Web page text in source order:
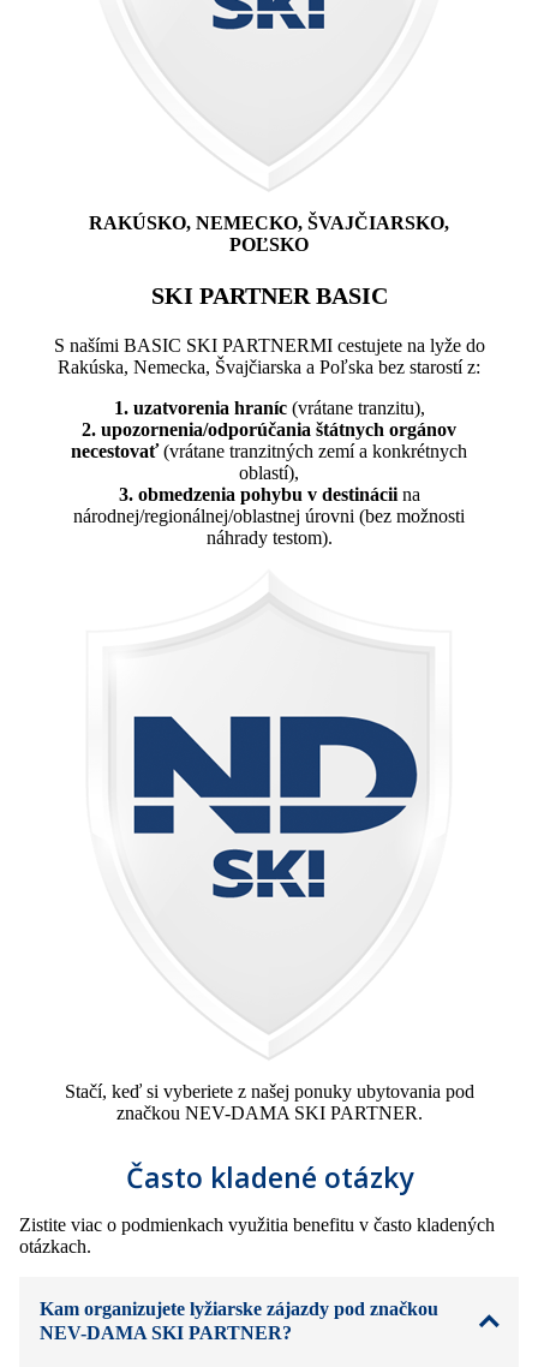
RAKÚSKO, NEMECKO, ŠVAJČIARSKO,
POĽSKO
SKI PARTNER BASIC
S našími BASIC SKI PARTNERMI cestujete na lyže do
Rakúska, Nemecka, Švajčiarska a Poľska bez starostí z:
1. uzatvorenia hraníc(vrátane tranzitu),
2. upozornenia/odporúčania štátnych orgánov
necestovať(vrátane tranzitných zemí a konkrétnych
oblastí),
3. obmedzenia pohybu v destinácii na
národnej/regionálnej/oblastnej úrovni (bez možnosti
náhrady testom).
Stačí, keď si vyberiete z našej ponuky ubytovania pod
značkou NEV-DAMA SKI PARTNER.
Často kladené otázky
Zistite viac o podmienkach využitia benefitu v často kladených
otázkach.
Kam organizujete lyžiarske zájazdy pod značkou
NEV-DAMA SKI PARTNER?